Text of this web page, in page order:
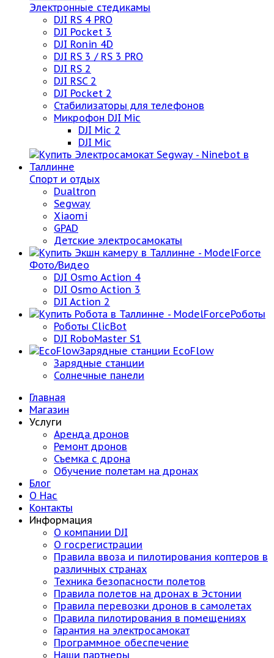
Электронные стедикамы
DJI RS 4 PRO
DJI Pocket 3
DJI Ronin 4D
DJI RS 3 / RS 3 PRO
DJI RS 2
DJI RSC 2
DJI Pocket 2
Стабилизаторы для телефонов
Микрофон DJI Mic
DJI Mic 2
DJI Mic
Спорт и отдых
Dualtron
Segway
Xiaomi
GPAD
Детские электросамокаты
Фото/Видео
DJI Osmo Action 4
DJI Osmo Action 3
DJI Action 2
Роботы
Роботы ClicBot
DJI RoboMaster S1
Зарядные станции EcoFlow
Зарядные станции
Солнечные панели
Главная
Магазин
Услуги
Аренда дронов
Ремонт дронов
Съемка с дрона
Обучение полетам на дронах
Блог
О Нас
Контакты
Информация
О компании DJI
О госрегистрации
Правила ввоза и пилотирования коптеров в
различных странах
Техника безопасности полетов
Правила полетов на дронах в Эстонии
Правила перевозки дронов в самолетах
Правила пилотирования в помещениях
Гарантия на электросамокат
Программное обеспечение
Наши партнеры